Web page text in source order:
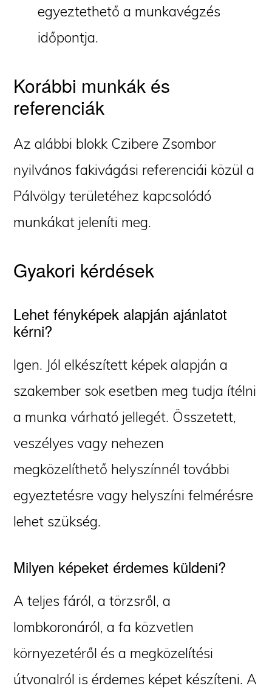
egyeztethető a munkavégzés
időpontja.
Korábbi munkák és
referenciák
Az alábbi blokk Czibere Zsombor
nyilvános fakivágási referenciái közül a
Pálvölgy területéhez kapcsolódó
munkákat jeleníti meg.
Gyakori kérdések
Lehet fényképek alapján ajánlatot
kérni?
Igen. Jól elkészített képek alapján a
szakember sok esetben meg tudja ítélni
a munka várható jellegét. Összetett,
veszélyes vagy nehezen
megközelíthető helyszínnél további
egyeztetésre vagy helyszíni felmérésre
lehet szükség.
Milyen képeket érdemes küldeni?
A teljes fáról, a törzsről, a
lombkoronáról, a fa közvetlen
környezetéről és a megközelítési
útvonalról is érdemes képet készíteni. A